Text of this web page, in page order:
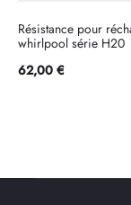
Résistance pour
whirlpool série H20
62,00 €